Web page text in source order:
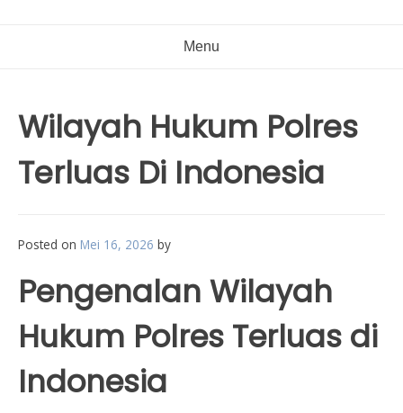
Menu
Wilayah Hukum Polres
Terluas Di Indonesia
Posted on Mei 16, 2026 by
Pengenalan Wilayah
Hukum Polres Terluas di
Indonesia